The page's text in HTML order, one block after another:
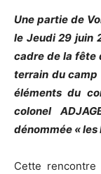
Une partie de
le Jeudi 29 juin
cadre de la fête
terrain du camp
éléments du
colonel
dénommée « les
Cette